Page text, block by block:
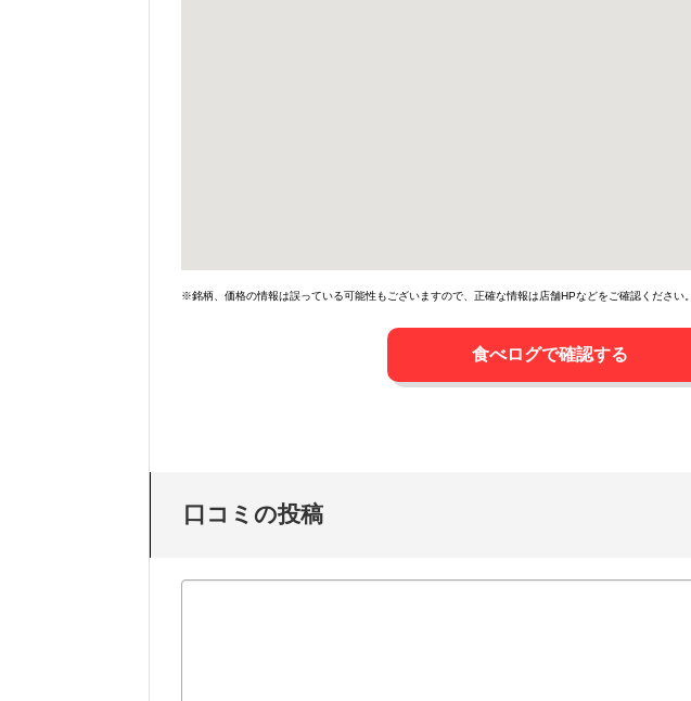
※銘柄、価格の情報は誤っている可能性もございますので、正確な情報は店舗HPなどをご確認ください。
食べログで確認する
口コミの投稿